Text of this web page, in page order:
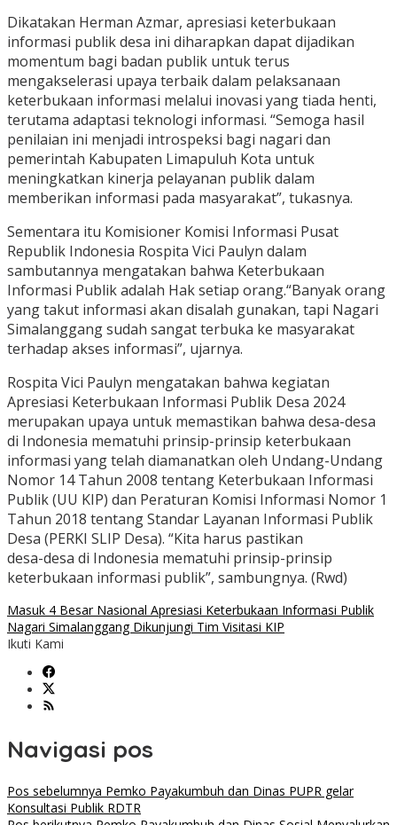
Dikatakan Herman Azmar, apresiasi keterbukaan
informasi publik desa ini diharapkan dapat dijadikan
momentum bagi badan publik untuk terus
mengakselerasi upaya terbaik dalam pelaksanaan
keterbukaan informasi melalui inovasi yang tiada henti,
terutama adaptasi teknologi informasi. “Semoga hasil
penilaian ini menjadi introspeksi bagi nagari dan
pemerintah Kabupaten Limapuluh Kota untuk
meningkatkan kinerja pelayanan publik dalam
memberikan informasi pada masyarakat”, tukasnya.
Sementara itu Komisioner Komisi Informasi Pusat
Republik Indonesia Rospita Vici Paulyn dalam
sambutannya mengatakan bahwa Keterbukaan
Informasi Publik adalah Hak setiap orang.“Banyak orang
yang takut informasi akan disalah gunakan, tapi Nagari
Simalanggang sudah sangat terbuka ke masyarakat
terhadap akses informasi”, ujarnya.
Rospita Vici Paulyn mengatakan bahwa kegiatan
Apresiasi Keterbukaan Informasi Publik Desa 2024
merupakan upaya untuk memastikan bahwa desa-desa
di Indonesia mematuhi prinsip-prinsip keterbukaan
informasi yang telah diamanatkan oleh Undang-Undang
Nomor 14 Tahun 2008 tentang Keterbukaan Informasi
Publik (UU KIP) dan Peraturan Komisi Informasi Nomor 1
Tahun 2018 tentang Standar Layanan Informasi Publik
Desa (PERKI SLIP Desa). “Kita harus pastikan
desa-desa di Indonesia mematuhi prinsip-prinsip
keterbukaan informasi publik”, sambungnya. (Rwd)
Masuk 4 Besar Nasional Apresiasi Keterbukaan Informasi Publik
Nagari Simalanggang Dikunjungi Tim Visitasi KIP
Ikuti Kami
Navigasi pos
Pos sebelumnya Pemko Payakumbuh dan Dinas PUPR gelar
Konsultasi Publik RDTR